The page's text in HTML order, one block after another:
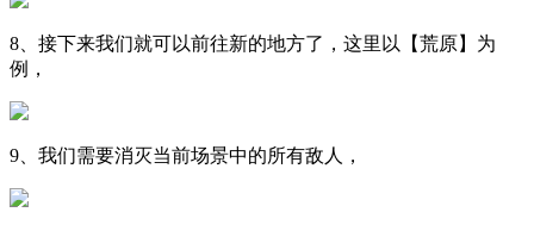
8、接下来我们就可以前往新的地方了，这里以【荒原】为
例，
9、我们需要消灭当前场景中的所有敌人，